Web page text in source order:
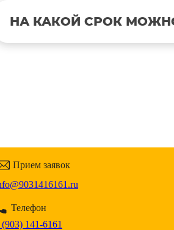
НА КАКОЙ СРОК
Прием заявок
Телефон
(903) 141-6161